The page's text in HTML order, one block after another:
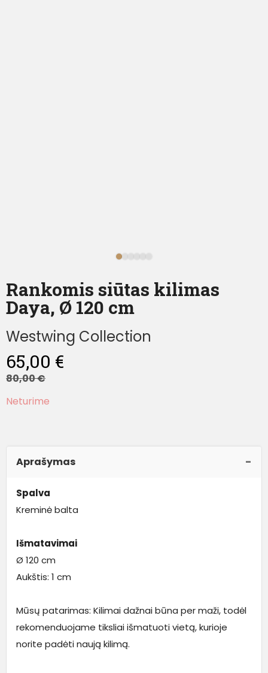
Rankomis siūtas kilimas
Daya, Ø 120 cm
Westwing Collection
65,00 €
80,00€
Neturime
Aprašymas
Spalva
Kreminė balta
Išmatavimai
Ø 120 cm
Aukštis: 1 cm
Mūsų patarimas: Kilimai dažnai būna per maži, todėl
rekomenduojame tiksliai išmatuoti vietą, kurioje
norite padėti naują kilimą.